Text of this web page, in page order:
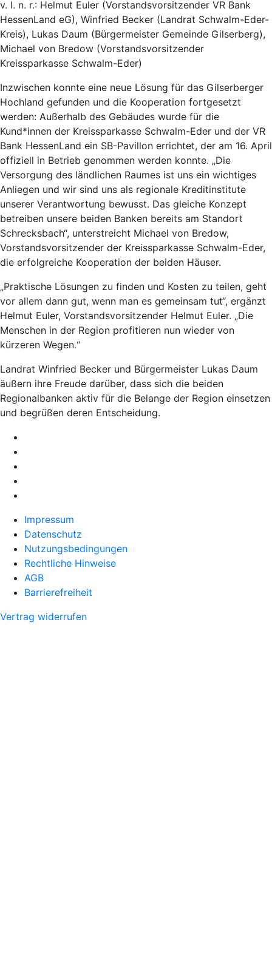
v. l. n. r.: Helmut Euler (Vorstandsvorsitzender VR Bank
HessenLand eG), Winfried Becker (Landrat Schwalm-Eder-
Kreis), Lukas Daum (Bürgermeister Gemeinde Gilserberg),
Michael von Bredow (Vorstandsvorsitzender
Kreissparkasse Schwalm-Eder)
Inzwischen konnte eine neue Lösung für das Gilserberger
Hochland gefunden und die Kooperation fortgesetzt
werden: Außerhalb des Gebäudes wurde für die
Kund*innen der Kreissparkasse Schwalm-Eder und der VR
Bank HessenLand ein SB-Pavillon errichtet, der am 16. April
offiziell in Betrieb genommen werden konnte. „Die
Versorgung des ländlichen Raumes ist uns ein wichtiges
Anliegen und wir sind uns als regionale Kreditinstitute
unserer Verantwortung bewusst. Das gleiche Konzept
betreiben unsere beiden Banken bereits am Standort
Schrecksbach“, unterstreicht Michael von Bredow,
Vorstandsvorsitzender der Kreissparkasse Schwalm-Eder,
die erfolgreiche Kooperation der beiden Häuser.
„Praktische Lösungen zu finden und Kosten zu teilen, geht
vor allem dann gut, wenn man es gemeinsam tut“, ergänzt
Helmut Euler, Vorstandsvorsitzender Helmut Euler. „Die
Menschen in der Region profitieren nun wieder von
kürzeren Wegen.“
Landrat Winfried Becker und Bürgermeister Lukas Daum
äußern ihre Freude darüber, dass sich die beiden
Regionalbanken aktiv für die Belange der Region einsetzen
und begrüßen deren Entscheidung.
Impressum
Datenschutz
Nutzungsbedingungen
Rechtliche Hinweise
AGB
Barrierefreiheit
Vertrag widerrufen